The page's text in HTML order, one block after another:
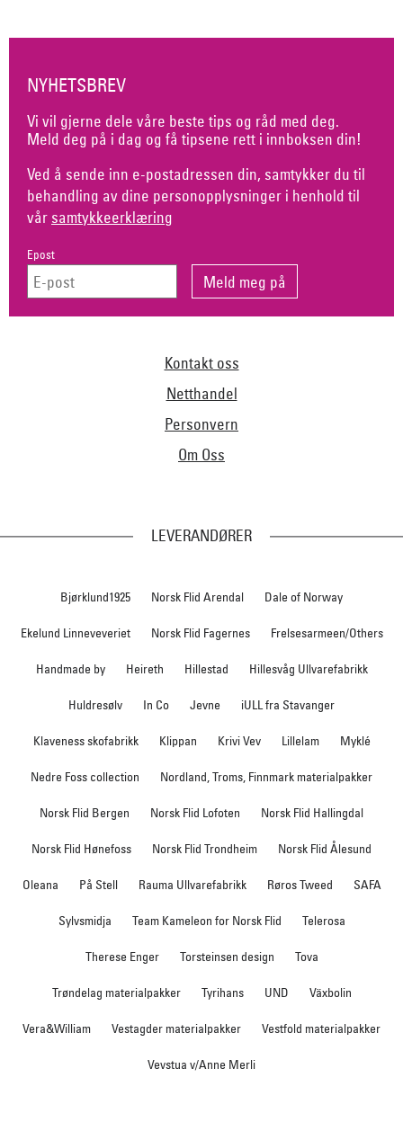
NYHETSBREV
Vi vil gjerne dele våre beste tips og råd med deg.
Meld deg på i dag og få tipsene rett i innboksen din!
Ved å sende inn e-postadressen din, samtykker du til
behandling av dine personopplysninger i henhold til
vår samtykkeerklæring
Epost
Kontakt oss
Netthandel
Personvern
Om Oss
LEVERANDØRER
Bjørklund1925 Norsk Flid Arendal Dale of Norway
Ekelund Linneveveriet Norsk Flid Fagernes Frelsesarmeen/Others
Handmade by Heireth Hillestad Hillesvåg Ullvarefabrikk
Huldresølv In Co Jevne iULL fra Stavanger
Klaveness skofabrikk Klippan Krivi Vev Lillelam Myklé
Nedre Foss collection Nordland, Troms, Finnmark materialpakker
Norsk Flid Bergen Norsk Flid Lofoten Norsk Flid Hallingdal
Norsk Flid Hønefoss Norsk Flid Trondheim Norsk Flid Ålesund
Oleana På Stell Rauma Ullvarefabrikk Røros Tweed SAFA
Sylvsmidja Team Kameleon for Norsk Flid Telerosa
Therese Enger Torsteinsen design Tova
Trøndelag materialpakker Tyrihans UND Växbolin
Vera&William Vestagder materialpakker Vestfold materialpakker
Vevstua v/Anne Merli